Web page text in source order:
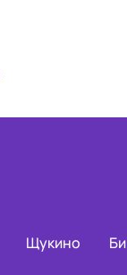
Щукино